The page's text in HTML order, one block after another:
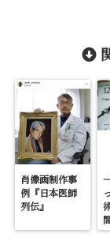
肖像画制作事
例『日本医師
列伝』